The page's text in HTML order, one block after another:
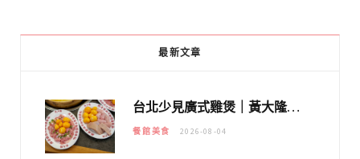
最新文章
台北少見廣式雞煲｜黃大隆濃郁煲湯：經典提燈與溫體雞肉，熬夜修仙不如來喝湯！
餐館美食 2026-08-04